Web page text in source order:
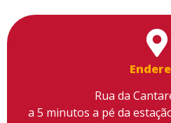
Rua da
a 5 minutos a pé da
segurança à sua navegação.
Política de
Aceitar